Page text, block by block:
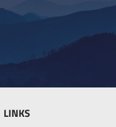
LINKS